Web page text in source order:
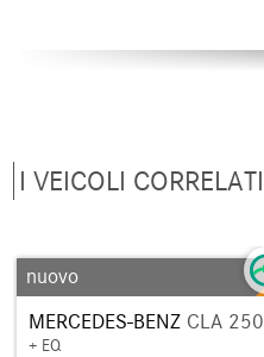
I VEICOLI CORRELATI
nuovo
MERCEDES-BENZCLA 250
+ EQ